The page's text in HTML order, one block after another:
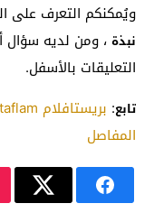
ويُمكنكم التعرف على
نبذة ، ومن لديه سؤال
التعليقات بالأسفل.
تابع:
المفاصل